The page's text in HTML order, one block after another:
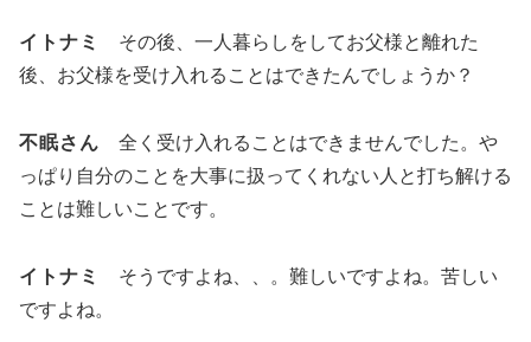
イトナミ
その後、一人暮らしをしてお父様と離れた
後、お父様を受け入れることはできたんでしょうか？
不眠さん 全く受け入れることはできませんでした。や
っぱり自分のことを大事に扱ってくれない人と打ち解ける
ことは難しいことです。
イトナミ
そうですよね、、。難しいですよね。苦しい
ですよね。